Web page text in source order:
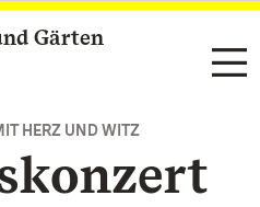
Gärten
HERZ UND WITZ